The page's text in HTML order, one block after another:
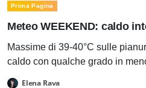
Prima Pagina
Meteo WEEKEND: caldo
Massime di 39-40°C sulle
caldo con qualche grado in
Elena Rava